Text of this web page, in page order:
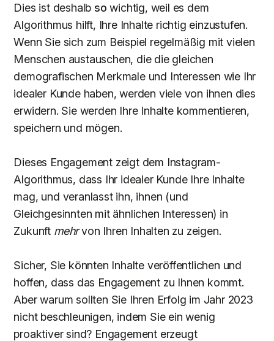
Dies ist deshalb sowichtig, weil es dem
Algorithmus hilft, Ihre Inhalte richtig einzustufen.
Wenn Sie sich zum Beispiel regelmäßig mit vielen
Menschen austauschen, die die gleichen
demografischen Merkmale und Interessen wie Ihr
idealer Kunde haben, werden viele von ihnen dies
erwidern. Sie werden Ihre Inhalte kommentieren,
speichern und mögen.
Dieses Engagement zeigt dem Instagram-
Algorithmus, dass Ihr idealer Kunde Ihre Inhalte
mag, und veranlasst ihn, ihnen (und
Gleichgesinnten mit ähnlichen Interessen) in
Zukunft mehrvon Ihren Inhalten zu zeigen.
Sicher, Sie könnten Inhalte veröffentlichen und
hoffen, dass das Engagement zu Ihnen kommt.
Aber warum sollten Sie Ihren Erfolg im Jahr 2023
nicht beschleunigen, indem Sie ein wenig
proaktiver sind? Engagement erzeugt